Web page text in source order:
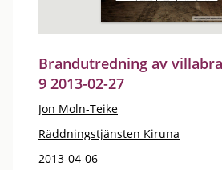
Brandutredning av
9 2013-02-27
Jon Moln-Teike
Räddningstjänsten Kiruna
2013-04-06